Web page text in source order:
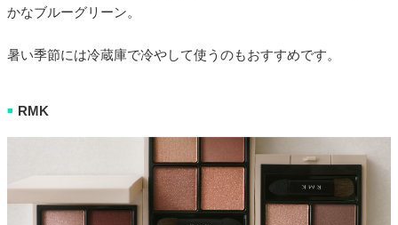
かなブルーグリーン。
暑い季節には冷蔵庫で冷やして使うのもおすすめです。
■ RMK